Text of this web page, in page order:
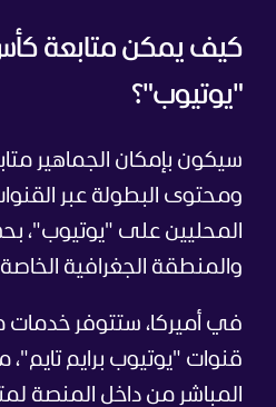
"يوتيوب"؟
سيكون بإمكان الجماهير
ومحتوى البطولة عبر
المحليين على "يوتيوب"،
والمنطقة الجغرافية الخاصة
في أميركا، ستتوفر
قنوات "يوتيوب برايم تايم"،
المباشر من داخل المنصة